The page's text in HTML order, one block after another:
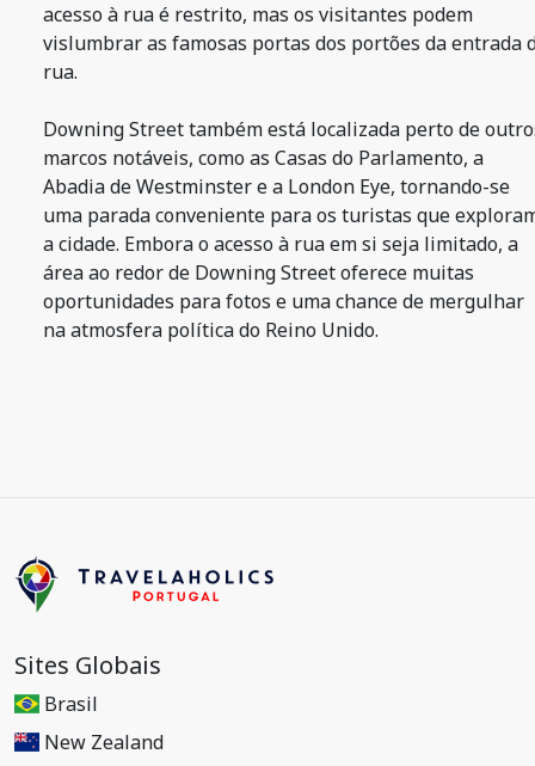
acesso à rua é restrito, mas os visitantes podem
vislumbrar as famosas portas dos portões da entrada
rua.
Downing Street também está localizada perto de
marcos notáveis, como as Casas do Parlamento, a
Abadia de Westminster e a London Eye, tornando-se
uma parada conveniente para os turistas que
a cidade. Embora o acesso à rua em si seja limitado, a
área ao redor de Downing Street oferece muitas
oportunidades para fotos e uma chance de mergulhar
na atmosfera política do Reino Unido.
Sites Globais
Brasil
New Zealand